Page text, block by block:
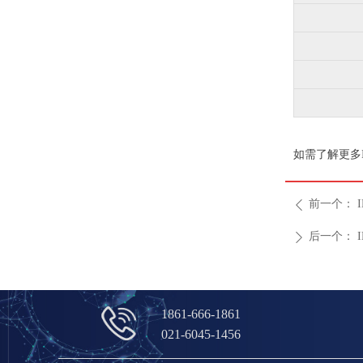
如需了解更
ꄴ 前一个：
ꄲ 后一个：
1861-666-1861
021-6045-1456